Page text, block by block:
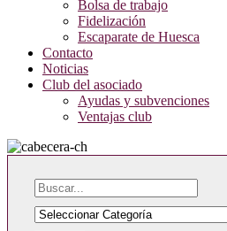
Bolsa de trabajo
Fidelización
Escaparate de Huesca
Contacto
Noticias
Club del asociado
Ayudas y subvenciones
Ventajas club